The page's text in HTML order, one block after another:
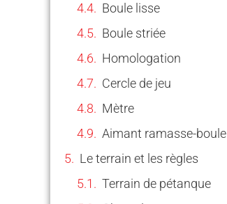
Boule lisse
Boule striée
Homologation
Cercle de jeu
Mètre
Aimant ramasse-boule
Le terrain et les règles
Terrain de pétanque